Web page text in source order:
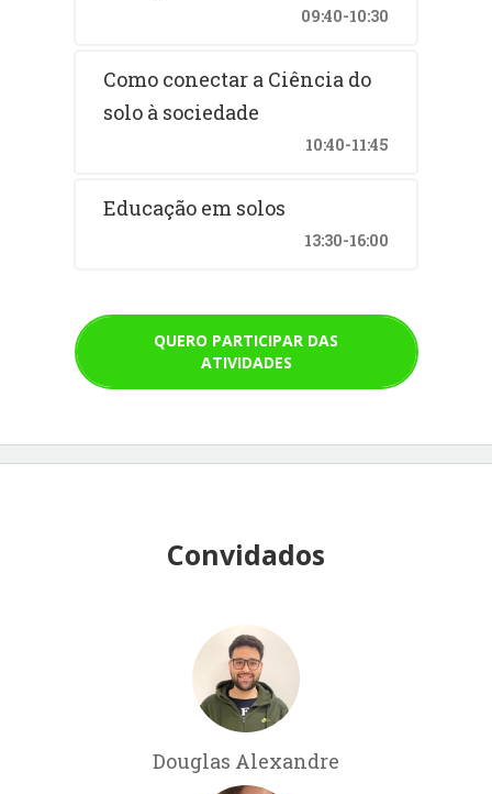
09:40-10:30
Como conectar a Ciência do
solo à sociedade
10:40-11:45
Educação em solos
13:30-16:00
QUERO PARTICIPAR DAS
ATIVIDADES
Convidados
Douglas Alexandre